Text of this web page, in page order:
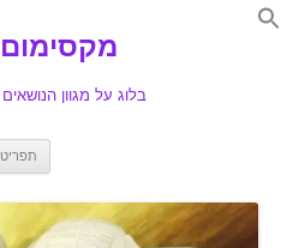
Search
בלוג על מגוון
תפריט